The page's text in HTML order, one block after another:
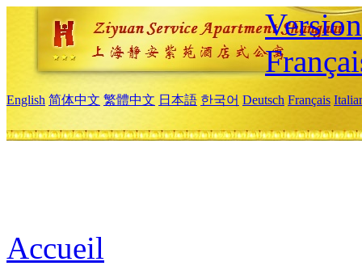
English 简体中文 繁體中文 日本語 한국어 Deutsch Français
Accueil